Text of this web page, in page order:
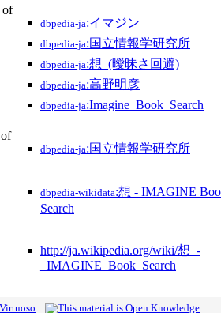
of
dbpedia-ja:イマジン
dbpedia-ja:国立情報学研究所
dbpedia-ja:想_(曖昧さ回避)
dbpedia-ja:高野明彦
dbpedia-ja:Imagine_Book_Search
of
dbpedia-ja:国立情報学研究所
dbpedia-wikidata:想 - IMAGINE
Search
http://ja.wikipedia.org/wiki/想_-
_IMAGINE_Book_Search